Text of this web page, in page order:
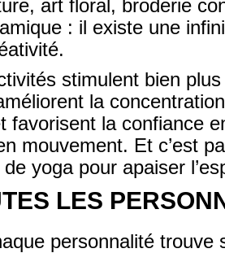
art floral, broderie
: il existe une
stimulent bien
la
favorisent la confiance
mouvement. Et c’est
de yoga pour apaiser
LES
personnalité trouve